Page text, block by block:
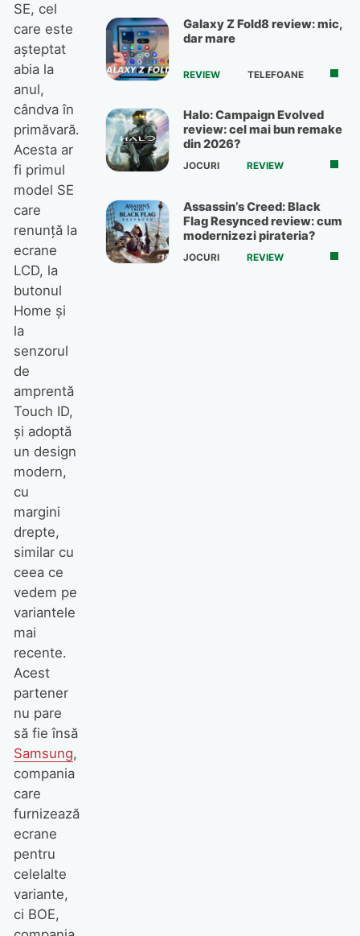
SE, cel
care este
așteptat
abia la
anul,
cândva în
primăvară.
Acesta ar
fi primul
model SE
care
renunță la
ecrane
LCD, la
butonul
Home și
la
senzorul
de
amprentă
Touch ID,
și adoptă
un design
modern,
cu
margini
drepte,
similar cu
ceea ce
vedem pe
variantele
mai
recente.
Acest
partener
nu pare
să fie însă
Samsung,
compania
care
furnizează
ecrane
pentru
celelalte
variante,
ci BOE,
Galaxy Z Fold8 review: mic,
dar mare
REVIEW TELEFOANE
Halo: Campaign Evolved
review: cel mai bun remake
din 2026?
JOCURI REVIEW
Assassin’s Creed: Black
Flag Resynced review: cum
modernizezi pirateria?
JOCURI REVIEW